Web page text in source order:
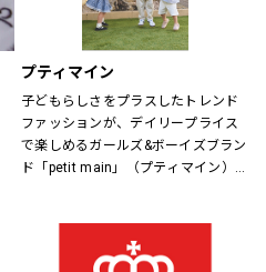
プティマイン
子どもらしさをプラスしたトレンド
ファッションが、デイリープライス
で楽しめるガールズ&ボーイズブラン
ド「petit main」（プティマイン）。